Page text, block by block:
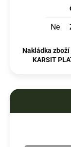
Ne
Nakládka zboží
KARSIT